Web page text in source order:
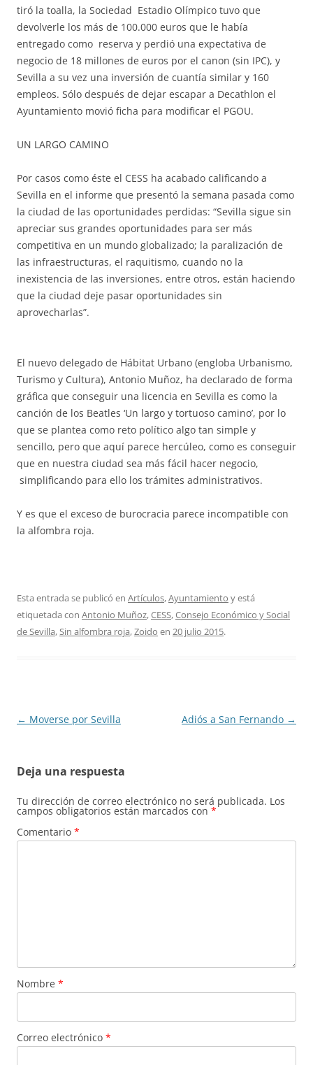
tiró la toalla, la Sociedad Estadio Olímpico tuvo que
devolverle los más de 100.000 euros que le había
entregado como reserva y perdió una expectativa de
negocio de 18 millones de euros por el canon (sin IPC), y
Sevilla a su vez una inversión de cuantía similar y 160
empleos. Sólo después de dejar escapar a Decathlon el
Ayuntamiento movió ficha para modificar el PGOU.
UN LARGO CAMINO
Por casos como éste el CESS ha acabado calificando a
Sevilla en el informe que presentó la semana pasada como
la ciudad de las oportunidades perdidas: “Sevilla sigue sin
apreciar sus grandes oportunidades para ser más
competitiva en un mundo globalizado; la paralización de
las infraestructuras, el raquitismo, cuando no la
inexistencia de las inversiones, entre otros, están haciendo
que la ciudad deje pasar oportunidades sin
aprovecharlas”.
El nuevo delegado de Hábitat Urbano (engloba Urbanismo,
Turismo y Cultura), Antonio Muñoz, ha declarado de forma
gráfica que conseguir una licencia en Sevilla es como la
canción de los Beatles ‘Un largo y tortuoso camino’, por lo
que se plantea como reto político algo tan simple y
sencillo, pero que aquí parece hercúleo, como es conseguir
que en nuestra ciudad sea más fácil hacer negocio,
simplificando para ello los trámites administrativos.
Y es que el exceso de burocracia parece incompatible con
la alfombra roja.
Esta entrada se publicó en Artículos,Ayuntamiento y está
etiquetada con Antonio Muñoz,CESS,Consejo Económico y Social
de Sevilla,Sin alfombra roja,Zoido en 20 julio 2015.
Navegación
← Moverse por Sevilla Adiós a San Fernando →
Deja una respuesta
Tu dirección de correo electrónico no será publicada. Los
campos obligatorios están marcados con *
Comentario *
Nombre *
Correo electrónico *